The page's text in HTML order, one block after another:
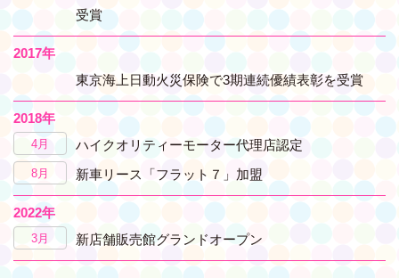
受賞
2017年
東京海上日動火災保険で3期連続優績表彰を受賞
2018年
4月 ハイクオリティーモーター代理店認定
8月 新車リース「フラット７」加盟
2022年
3月 新店舗販売館グランドオープン